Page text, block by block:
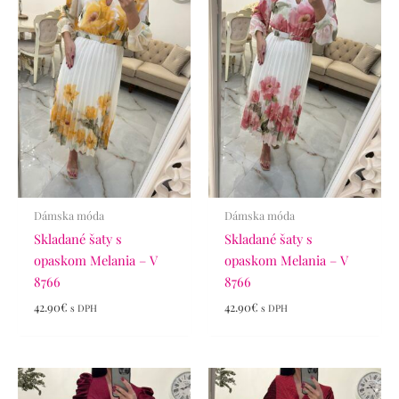
Dámska móda
Skladané šaty s
opaskom Melania – V
8766
42.90€ s DPH
Dámska móda
Skladané šaty s
opaskom Melania – V
8766
42.90€ s DPH